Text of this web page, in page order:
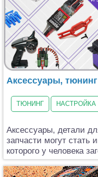
Аксессуары,
ТЮНИНГ НАСТРОЙКА
Аксессуары, детали
запчасти могут стать
которого у человека